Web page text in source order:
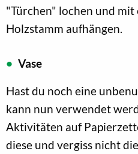
"Türchen" lochen und mit
Holzstamm aufhängen.
Vase
Hast du noch eine
kann nun verwendet
Aktivitäten auf
diese und vergiss nicht